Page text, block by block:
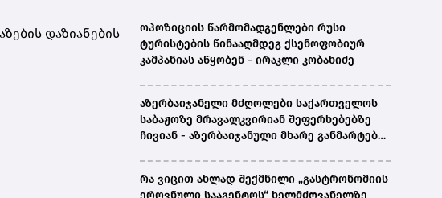
დაზიანების
ოპოზიციის წარმომადგენლები რუსი
ტურისტების წინააღმდეგ ქსენოფობიურ
კამპანიას აწყობენ - ირაკლი კობახიძე
აზერბაიჯანელი მძღოლები საქართველოს
საბაჟოზე მრავალკვირიან შეფერხებებზე
ჩივიან - აზერბაიჯანული მხარე განმარტებას
რა ვიცით ახლად შექმნილი „გასტრონომიის
ეროვნული სააგენტოს“ ხელმძღვანელზე